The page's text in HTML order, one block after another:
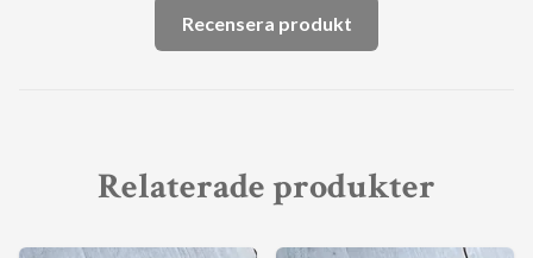
Recensera produkt
Relaterade produkter